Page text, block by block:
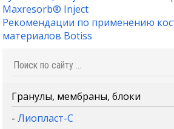
Maxresorb® Inject
Рекомендации по применению
материалов Botiss
Гранулы, мембраны, блоки
-Лиопласт-С